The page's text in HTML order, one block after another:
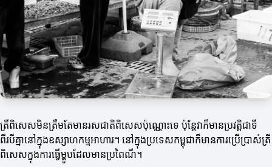
ត្រីពិសេសមិនត្រឹមតែមានរសជាតិពិសេសប៉ុណ្ណោះទេ ប៉ុន្តែវាក៏មានប្រវត្តិជាទី
ពីរបីគ្នានៅក្នុងឧស្សាហកម្មអាហារ។ នៅក្នុងប្រទេសកម្ពុជាក៏មានការប្រើប្រាស់ត្រី
ពិសេសក្នុងការធ្វើម្ហូបដែលមានប្រពៃណី។